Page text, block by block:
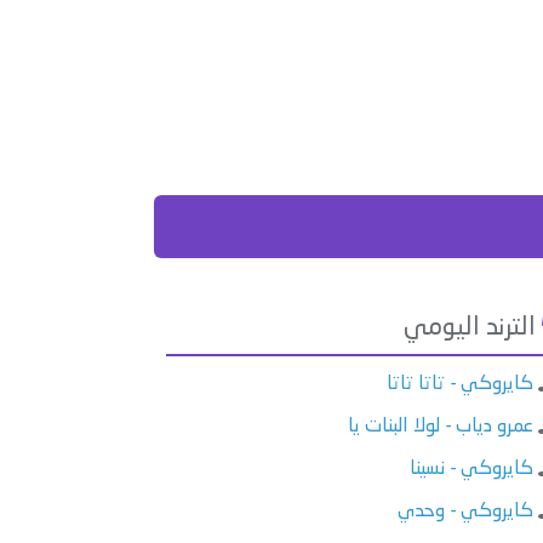
الترند اليومي
كايروكي - تاتا تاتا
عمرو دياب - لولا البنات يا
كايروكي - نسينا
كايروكي - وحدي